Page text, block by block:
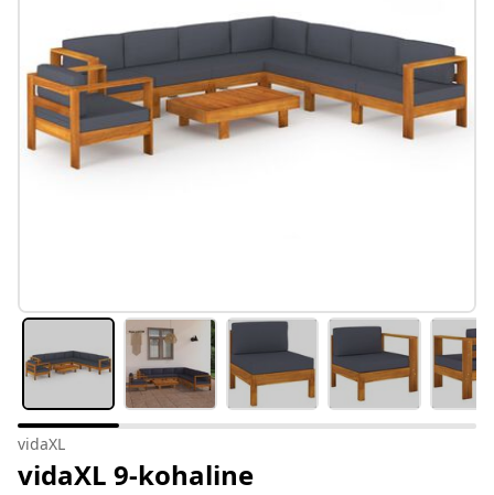
#sharemevidaxl
vidaXL
vidaXL 9-kohaline